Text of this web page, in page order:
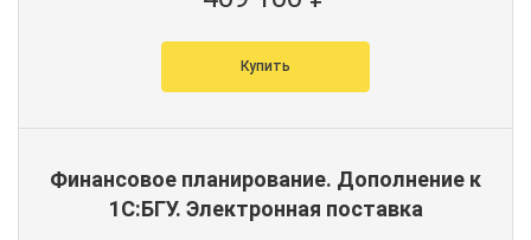
Купить
Финансовое планирование. Дополнение к
1С:БГУ. Электронная поставка